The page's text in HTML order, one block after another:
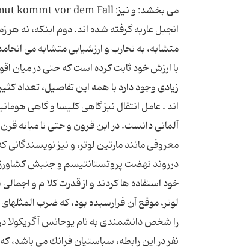
انجیل عاریه گرفته شده اند. دوم اینكه، نه
متشابه، به تجارب و ارزشیابی متشابه می
با ارزش خود ثابت كرده است كه حتی در میان
زیادی وجود دارد با همه این تفاصیل، تعداد
معروفی مانند مارتین لوتر، و نیز
خود استفاده ها كردند و از قدرت كلا م و
لوتر، موقع آن فرارسیده بود، كه ضرب
نفر در این رابطه، سباستیان فرانك می